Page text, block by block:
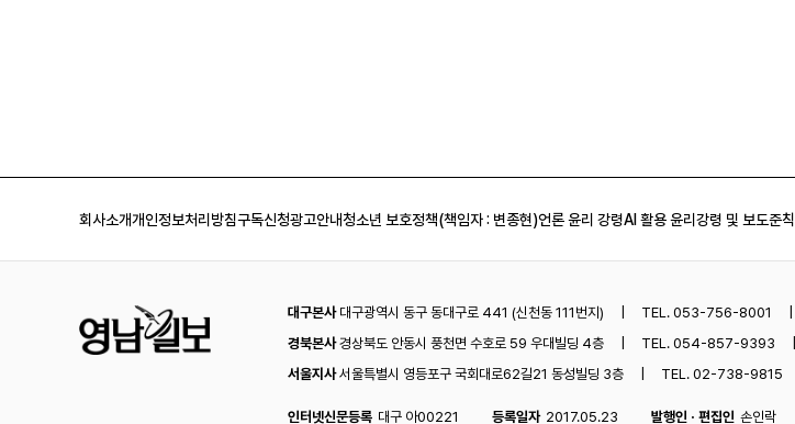
회사소개개인정보처리방침구독신청광고안내청소년 보호정책(책임자 : 변종현)언론 윤리 강령AI 활용 윤리강령 및 보도준칙
대구본사대구광역시 동구 동대구로 441 (신천동 111번지) TEL. 053-756-8001
경북본사경상북도 안동시 풍천면 수호로 59 우대빌딩 4층 TEL. 054-857-9393
서울지사서울특별시 영등포구 국회대로62길21 동성빌딩 3층 TEL. 02-738-9815
인터넷신문등록 대구 아00221 등록일자 2017.05.23 발행인 · 편집인 손인락